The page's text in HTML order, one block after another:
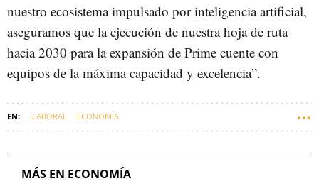
nuestro ecosistema impulsado por inteligencia artificial,
aseguramos que la ejecución de nuestra hoja de ruta
hacia 2030 para la expansión de Prime cuente con
equipos de la máxima capacidad y excelencia”.
LABORAL ECONOMÍA
MÁS EN ECONOMÍA